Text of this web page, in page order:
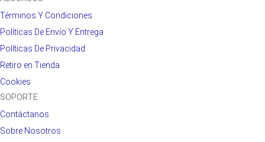
Términos Y Condiciones
Políticas De Envío Y Entrega
Políticas De Privacidad
Retiro en Tienda
Cookies
SOPORTE
Contáctanos
Sobre Nosotros